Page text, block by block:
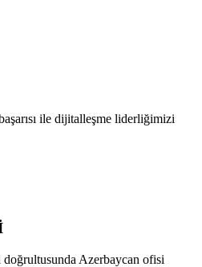
ile dijitalleşme liderliğimizi
Azerbaycan ofisi